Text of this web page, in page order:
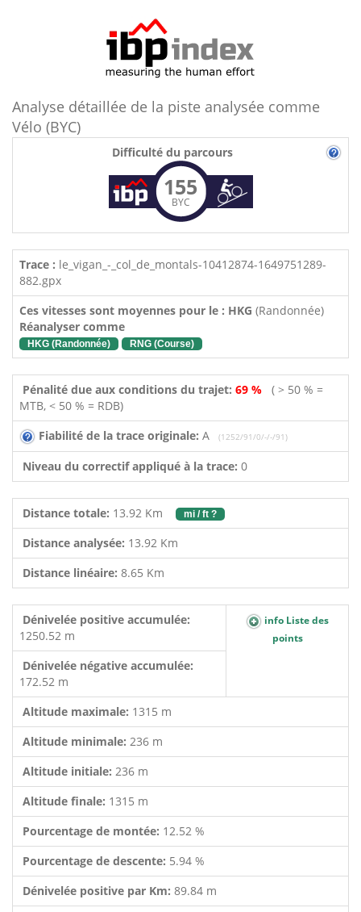
Analyse détaillée de la piste analysée comme
Vélo (BYC)
Difficulté du parcours
155
BYC
Trace : le_vigan_-_col_de_montals-10412874-1649751289-
882.gpx
Ces vitesses sont moyennes pour le : HKG (Randonnée)
Réanalyser comme
HKG (Randonnée) RNG (Course)
Pénalité due aux conditions du trajet: 69 % ( > 50 % =
MTB, < 50 % = RDB)
Fiabilité de la trace originale: A (1252/91/0/-/-/91)
Niveau du correctif appliqué à la trace: 0
Distance totale: 13.92 Km mi / ft ?
Distance analysée: 13.92 Km
Distance linéaire: 8.65 Km
Dénivelée positive accumulée:
1250.52 m
info Liste des
points
Dénivelée négative accumulée:
172.52 m
Altitude maximale: 1315 m
Altitude minimale: 236 m
Altitude initiale: 236 m
Altitude finale: 1315 m
Pourcentage de montée: 12.52 %
Pourcentage de descente: 5.94 %
Dénivelée positive par Km: 89.84 m